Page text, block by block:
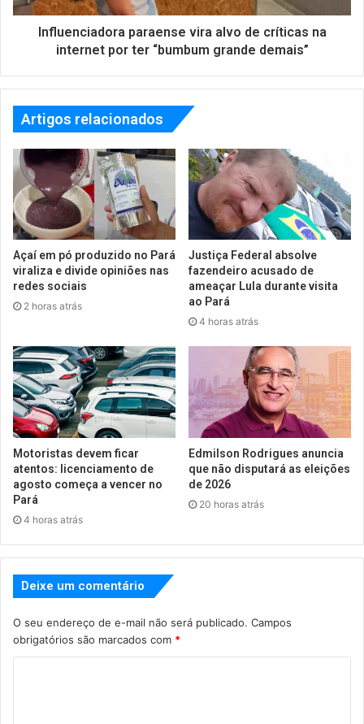
Influenciadora paraense vira alvo de críticas na
internet por ter “bumbum grande demais”
Artigos relacionados
Açaí em pó produzido no Pará
viraliza e divide opiniões nas
redes sociais
2 horas atrás
Justiça Federal absolve
fazendeiro acusado de
ameaçar Lula durante visita
ao Pará
4 horas atrás
Motoristas devem ficar
atentos: licenciamento de
agosto começa a vencer no
Pará
4 horas atrás
Edmilson Rodrigues anuncia
que não disputará as eleições
de 2026
20 horas atrás
Deixe um comentário
O seu endereço de e-mail não será publicado. Campos
obrigatórios são marcados com *